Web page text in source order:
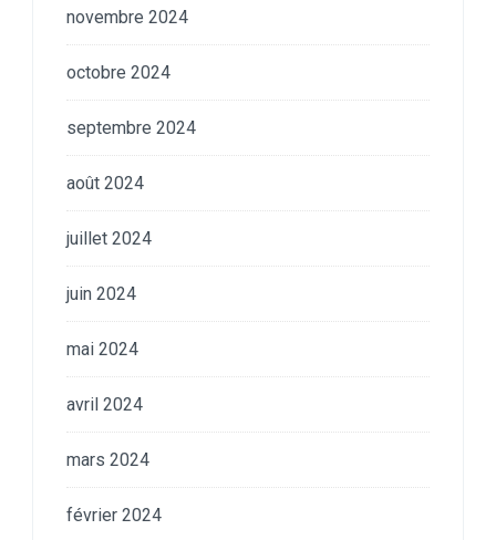
novembre 2024
octobre 2024
septembre 2024
août 2024
juillet 2024
juin 2024
mai 2024
avril 2024
mars 2024
février 2024